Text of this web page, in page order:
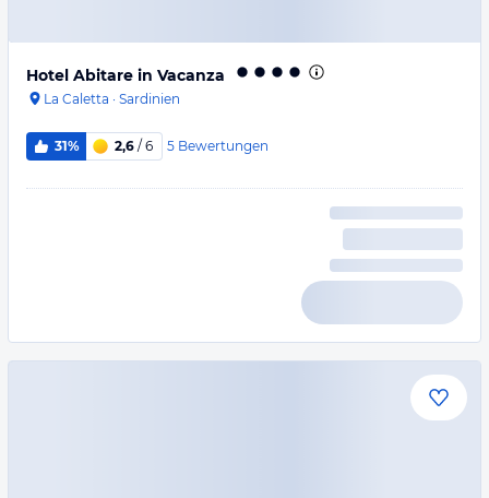
Hotel Abitare in Vacanza
La Caletta · Sardinien
31% 2,6 / 6 5 Bewertungen